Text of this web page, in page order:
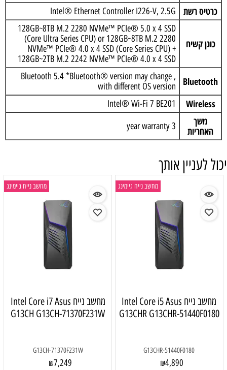
כרטיס רשת Intel® Ethernet Controller I226-V, 2.5G
כונן קשיח
128GB~8TB M.2 2280 NVMe™ PCIe® 5.0 x 4 SSD
(Core Ultra Series CPU) or 128GB~8TB M.2 2280
NVMe™ PCIe® 4.0 x 4 SSD (Core Series CPU) +
128GB~2TB M.2 2242 NVMe™ PCIe® 4.0 x 4 SSD
Bluetooth
, Bluetooth 5.4 *Bluetooth® version may change
with different OS version
Wireless
Intel® Wi-Fi 7 BE201
משך
האחריות
3 year warranty
יכול לעניין אותך
מחשב נייח גיימינג
מחשב נייח Intel Core i5 Asus
G13CHR G13CHR-51440F0180
G13CHR-51440F0180
₪4,890
מחשב נייח גיימינג
מחשב נייח Intel Core i7 Asus
G13CH G13CH-71370F231W
G13CH-71370F231W
₪7,249